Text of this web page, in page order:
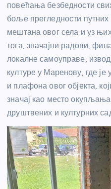
повећања безбедности
боље прегледности
мештана овог села и уз
тога, значајни радови,
локалне самоуправе,
културе у Маренову, где
и плафона овог објекта,
значај као место
друштвених и културних